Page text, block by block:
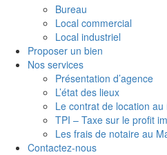
Bureau
Local commercial
Local industriel
Proposer un bien
Nos services
Présentation d’agence
L’état des lieux
Le contrat de location au
TPI – Taxe sur le profit
Les frais de notaire au
Contactez-nous